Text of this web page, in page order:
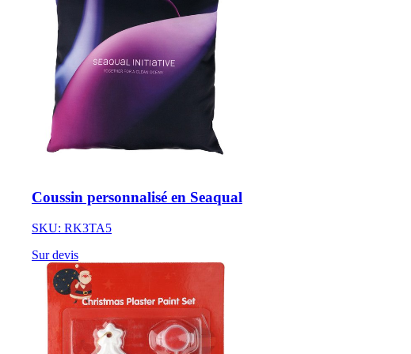
Coussin personnalisé en Seaqual
SKU: RK3TA5
Sur devis